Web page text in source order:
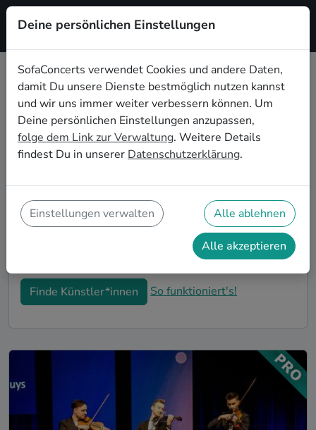
Registrieren
Klassische Live-Musik für den
Junggesellenabschied in Göttingen
Klassische Singer-Songwriter*innen und Bands sind
die perfekte Idee für einen außergewöhnlichen
wird euer JGA zu einem unvergesslichen Highlight -
die Idee für besondere Feierlichkeiten vor der
Hochzeit! Auf SofaConcerts findet ihr Klassische
Musiker*innen in Göttingen, die genau zu euren
Wünschen und eurem Budget passen.
Finde Künstler*innen So funktioniert's!
Deine persönlichen Einstellungen
SofaConcerts verwendet Cookies und andere Daten,
damit Du unsere Dienste bestmöglich nutzen kannst
und wir uns immer weiter verbessern können. Um
Deine persönlichen Einstellungen anzupassen,
folge dem Link zur Verwaltung. Weitere Details
findest Du in unserer Datenschutzerklärung.
Einstellungen verwalten Alle ablehnen
Alle akzeptieren